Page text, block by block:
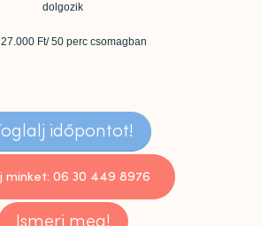
dolgozik
Ft/ 50 perc csomagban
időpontot!
minket: 06 30 449 8976
Ismerj meg!